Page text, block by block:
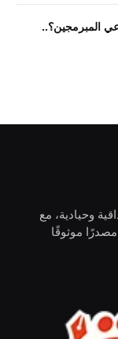
المبرمجين؟..
وحيادية، مع
مصدرًا موثوقًا